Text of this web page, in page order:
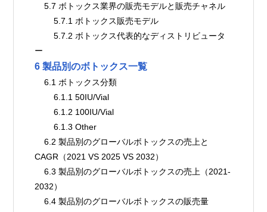
    5.7 ボトックス業界の販売モデルと販売チャネル
        5.7.1 ボトックス販売モデル
        5.7.2 ボトックス代表的なディストリビュータ
ー
6 製品別のボトックス一覧
    6.1 ボトックス分類
        6.1.1 50IU/Vial
        6.1.2 100IU/Vial
        6.1.3 Other
    6.2 製品別のグローバルボトックスの売上と
CAGR（2021 VS 2025 VS 2032）
    6.3 製品別のグローバルボトックスの売上（2021-
2032）
    6.4 製品別のグローバルボトックスの販売量